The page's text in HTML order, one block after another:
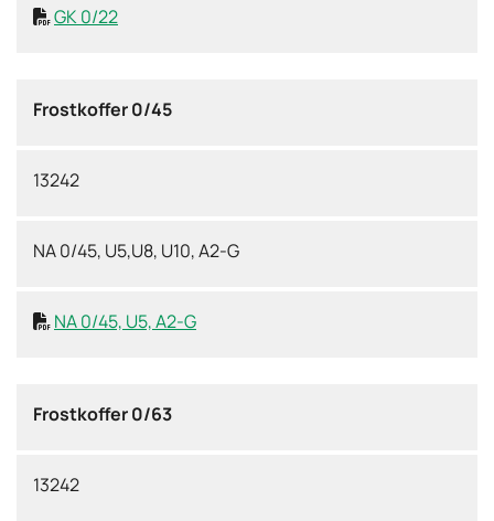
GK 0/22
Frostkoffer 0/45
13242
NA 0/45, U5,U8, U10, A2-G
 NA 0/45, U5, A2-G
Frostkoffer 0/63
13242